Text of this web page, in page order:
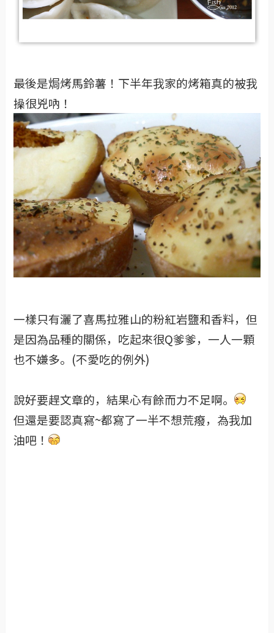
最後是焗烤馬鈴薯！下半年我家的烤箱真的被我
操很兇吶！
一樣只有灑了喜馬拉雅山的粉紅岩鹽和香料，但
是因為品種的關係，吃起來很Q爹爹，一人一顆
也不嫌多。(不愛吃的例外)
說好要趕文章的，結果心有餘而力不足啊。
但還是要認真寫~都寫了一半不想荒癈，為我加
油吧！